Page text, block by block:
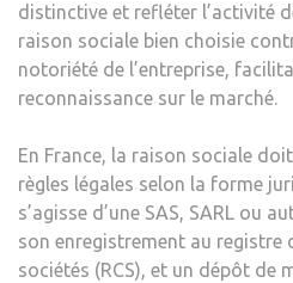
distinctive et refléter l’activité
raison sociale bien choisie
notoriété de l’entreprise,
reconnaissance sur le marché.
En France, la raison sociale
règles légales selon la forme
s’agisse d’une SAS, SARL ou
son enregistrement au registre
sociétés (RCS), et un dépôt de